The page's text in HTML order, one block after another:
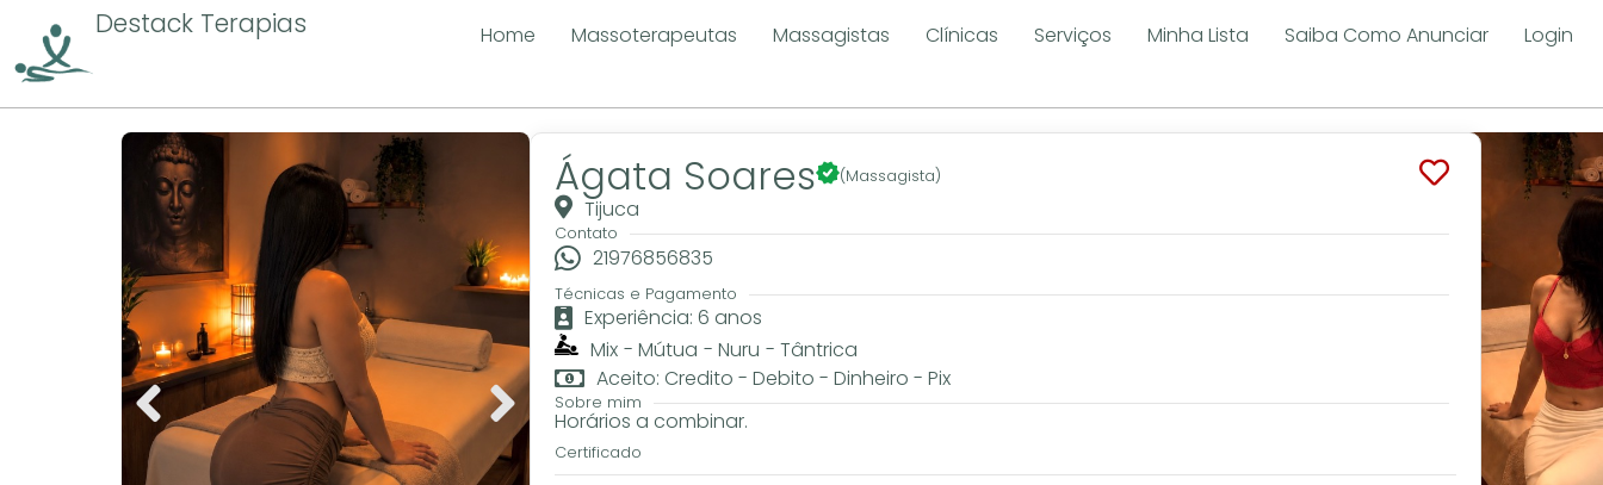
Destack Terapias Home Massoterapeutas Massagistas Clínicas Serviços Minha Lista Saiba Como Anunciar Login
Ágata Soares (Massagista)
Tijuca
Contato
21976856835
Técnicas e Pagamento
Experiência: 6 anos
Mix - Mútua - Nuru - Tântrica
Aceito: Credito - Debito - Dinheiro - Pix
Sobre mim
Horários a combinar.
Certificado